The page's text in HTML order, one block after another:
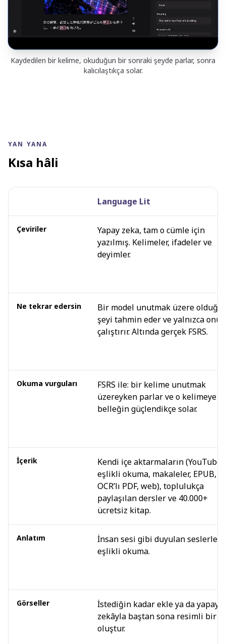
Kaydedilen bir kelime, okuduğun bir sonraki şeyde parlar, sonra
kalıcılaştıkça solar.
YAN YANA
Kısa hâli
Language Lit
Çeviriler
Yapay zeka, tam o cümle için
yazılmış. Kelimeler, ifadeler ve
deyimler.
Ne tekrar edersin
Bir model unutmak üzere
şeyi tahmin eder ve yalnızca onu
çalıştırır. Altında gerçek FSRS.
Okuma vurguları
FSRS ile: bir kelime unutmak
üzereyken parlar ve o kelimeye
belleğin güçlendikçe solar.
İçerik
Kendi içe aktarmaların (YouTube
eşlikli okuma, makaleler, EPUB,
OCR’lı PDF, web), toplulukça
paylaşılan dersler ve 40.000+
ücretsiz kitap.
Anlatım
İnsan sesi gibi duyulan seslerle
eşlikli okuma.
Görseller
İstediğin kadar ekle ya da yapay
zekâyla baştan sona resimli bir
oluştur.